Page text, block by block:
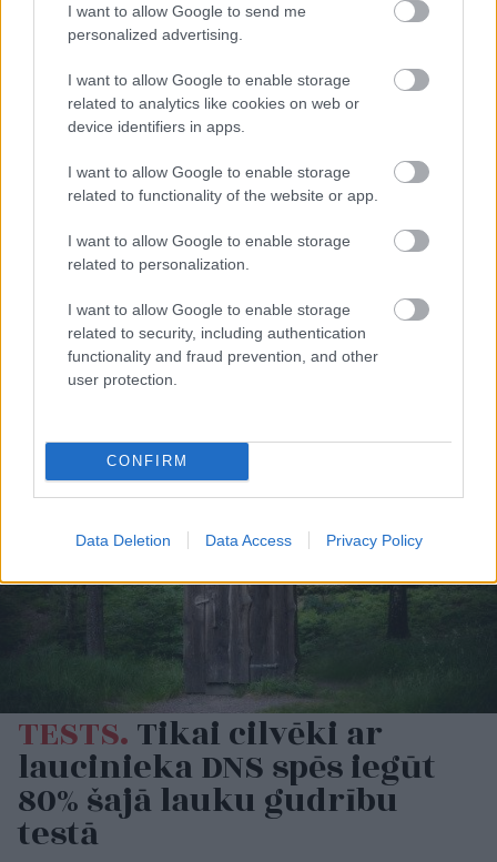
I want to allow Google to send me
personalized advertising.
I want to allow Google to enable storage
related to analytics like cookies on web or
device identifiers in apps.
I want to allow Google to enable storage
related to functionality of the website or app.
I want to allow Google to enable storage
related to personalization.
I want to allow Google to enable storage
related to security, including authentication
functionality and fraud prevention, and other
user protection.
CONFIRM
Data Deletion Data Access Privacy Policy
TESTS.Tikai cilvēki ar
laucinieka DNS spēs iegūt
80% šajā lauku gudrību
testā